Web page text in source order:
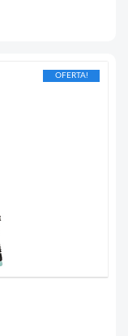
OFERTA!